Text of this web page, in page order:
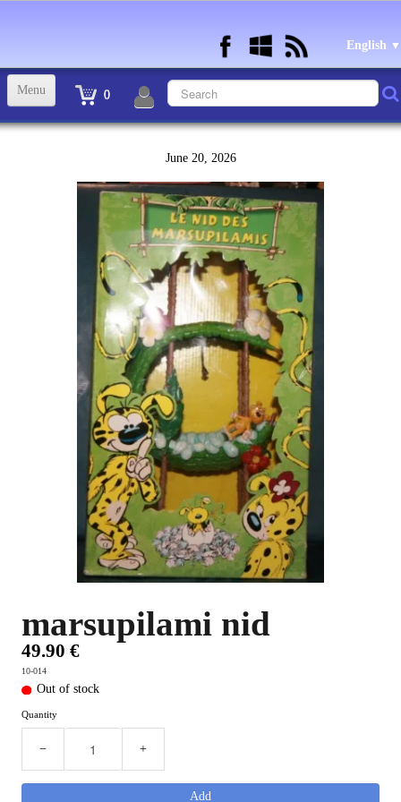
English ▼
0
Menu
STATUETTES BD RESINE et PLOMB▼
ANDRE FRANQUIN OBJETS ET VETEMENTS
BECASSINE OU BETTY BOOP OBJETS ET VETEMENTS
TEX AVERY OBJETS ET VETEMENTS▼
WARNER OBJETS ET VETEMENTS
PLUS D'OBJETS ET VETEMENTS BD▼
IDEES CADEAUX ET PLUS ▼
▼
June 20, 2026
marsupilami nid
49.90 €
10-014
Out of stock
Quantity
− +
Add